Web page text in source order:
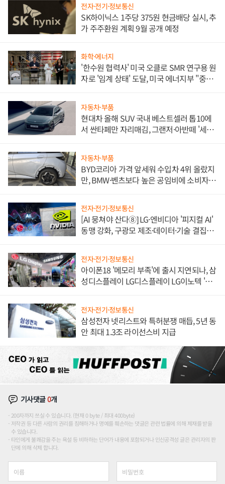
전자·전기·정보통신
SK하이닉스 1주당 375원 현금배당 실시, 추
가 주주환원 계획 9월 공개 예정
화학·에너지
'한수원 협력사' 미국 오클로 SMR 연구용 원
자로 '임계 상태' 도달, 미국 에너지부 "중요
자동차·부품
현대차 올해 SUV 국내 베스트셀러 톱10에
서 싼타페만 자리매김, 그랜저·아반떼 '세단
자동차·부품
BYD코리아 가격 앞세워 수입차 4위 올랐지
만, BMW·벤츠보다 높은 공임비에 소비자
전자·전기·정보통신
[AI 뭉쳐야 산다⑧] LG·엔비디아 '피지컬 AI'
동맹 강화, 구광모 제조·데이터·기술 결집
전자·전기·정보통신
아이폰18 '메모리 부족'에 출시 지연되나, 삼
성디스플레이 LG디스플레이 LG이노텍 '탈
전자·전기·정보통신
삼성전자 넷리스트와 특허분쟁 매듭, 5년 동
안 최대 1.3조 라이선스비 지급
기사댓글0개
200자까지 쓰실 수 있습니다. (현재 0 byte / 최대 400byte)
저작권 등 다른 사람의 권리를 침해하거나 명예를 훼손하는 댓글은 관련 법률에 의해 제재를 받을
수 있습니다.
타인에게 불쾌감을 주는 욕설 등 비하하는 단어가 내용에 포함되거나 인신공격성 글은 관리자의 판
단에 의해 삭제 합니다.